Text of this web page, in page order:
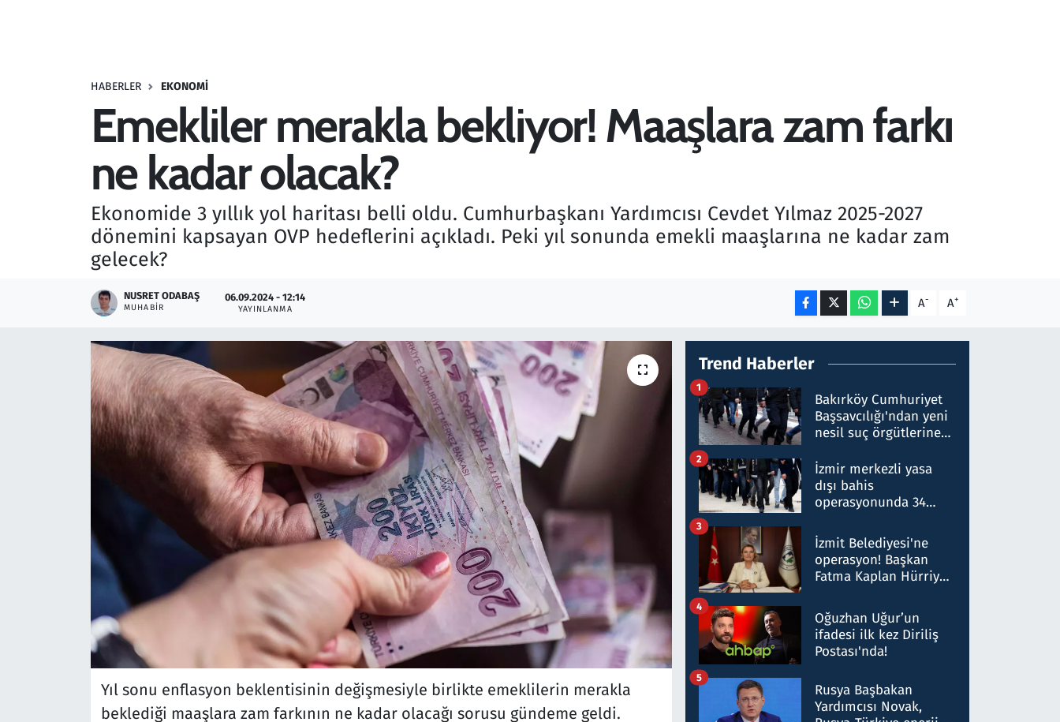
HABERLER EKONOMI
Emekliler merakla bekliyor! Maaşlara zam farkı
ne kadar olacak?
Ekonomide 3 yıllık yol haritası belli oldu. Cumhurbaşkanı Yardımcısı Cevdet Yılmaz 2025-2027
dönemini kapsayan OVP hedeflerini açıkladı. Peki yıl sonunda emekli maaşlarına ne kadar zam
gelecek?
NUSRET ODABAŞ
MUHABIR
06.09.2024 - 12:14
YAYINLANMA A- A+
Yıl sonu enflasyon beklentisinin değişmesiyle birlikte emeklilerin merakla
beklediği maaşlara zam farkının ne kadar olacağı sorusu gündeme geldi.
Trend Haberler
Bakırköy Cumhuriyet
Başsavcılığı'ndan yeni
nesil suç örgütlerine
hakkında gözaltı kararı
1
İzmir merkezli yasa
dışı bahis
operasyonunda 34
Milyar liralık para
trafiği tespit edildi
2
İzmit Belediyesi'ne
operasyon! Başkan
Fatma Kaplan Hürriyet
3
Oğuzhan Uğur’un
ifadesi ilk kez Diriliş
Postası'nda!
4
Rusya Başbakan
Yardımcısı Novak,
5
Televizyon